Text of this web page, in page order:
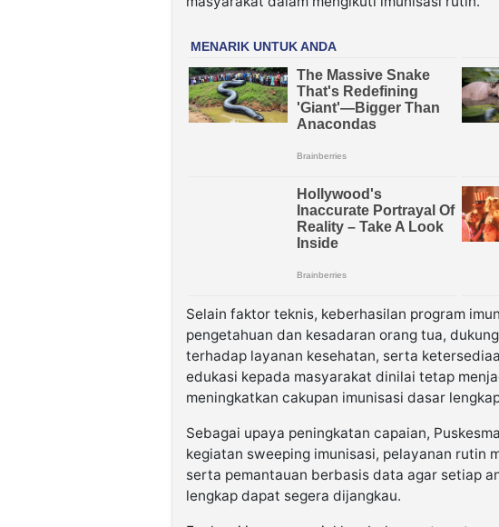
Selain faktor teknis, keberhasilan program
pengetahuan dan kesadaran orang tua,
terhadap layanan kesehatan, serta
edukasi kepada masyarakat dinilai tetap
meningkatkan cakupan imunisasi dasar
Sebagai upaya peningkatan capaian,
kegiatan sweeping imunisasi, pelayanan rutin
serta pemantauan berbasis data agar setiap
lengkap dapat segera dijangkau.